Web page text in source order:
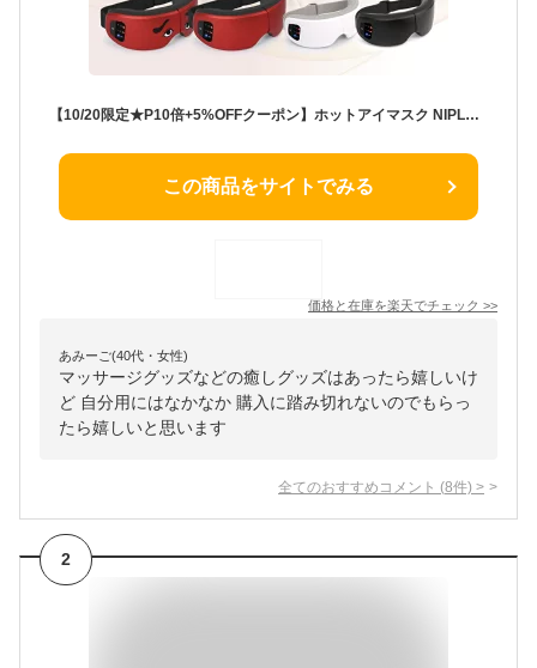
【10/20限定★P10倍+5%OFFクーポン】ホットアイマスク NIPLUX EYE RELAX S 最新モデル アイリラックスエス 充電式 アイマスク アイケア 目元ケア 女性 にわか にわかせんぺい 折りたたみ 携帯用 USB充電 実用的
この商品をサイトでみる
価格と在庫を楽天でチェック >>
あみーご(40代・女性)
マッサージグッズなどの癒しグッズはあったら嬉しいけ
ど 自分用にはなかなか 購入に踏み切れないのでもらっ
たら嬉しいと思います
全てのおすすめコメント (8件) >
2